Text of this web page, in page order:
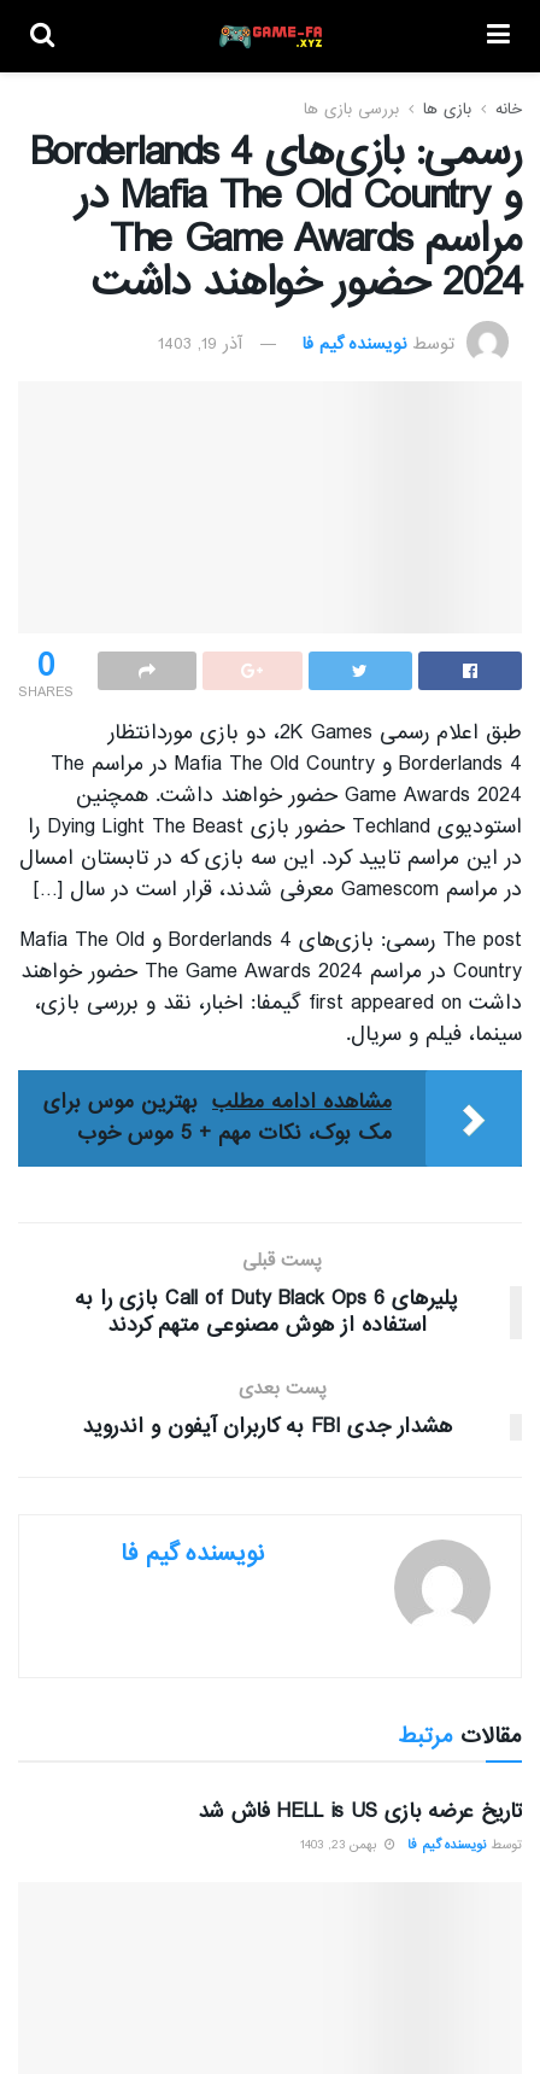
خانه بازی ها بررسی بازی ها
رسمی: بازی‌های Borderlands 4
و Mafia The Old Country در
مراسم The Game Awards
2024 حضور خواهند داشت
توسط نویسنده گیم فا آذر 19, 1403
0
SHARES
طبق اعلام رسمی 2K Games، دو بازی موردانتظار
Borderlands 4 و Mafia The Old Country در مراسم The
Game Awards 2024 حضور خواهند داشت. همچنین
استودیوی Techland حضور بازی Dying Light The Beast را
در این مراسم تایید کرد. این سه بازی که در تابستان امسال
در مراسم Gamescom معرفی شدند، قرار است در سال […]
The post رسمی: بازی‌های Borderlands 4 و Mafia The Old
Country در مراسم The Game Awards 2024 حضور خواهند
داشت first appeared on گیمفا: اخبار، نقد و بررسی بازی،
سینما، فیلم و سریال.
مشاهده ادامه مطلب بهترین موس برای
مک بوک، نکات مهم + 5 موس خوب
پست قبلی
پلیرهای Call of Duty Black Ops 6 بازی را به
استفاده از هوش مصنوعی متهم کردند
پست بعدی
هشدار جدی FBI به کاربران آیفون و اندروید
نویسنده گیم فا
مقالات مرتبط
تاریخ عرضه بازی HELL is US فاش شد
توسط نویسنده گیم فا بهمن 23, 1403